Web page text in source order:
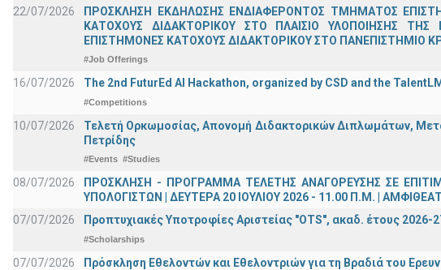
22/07/2026
ΠΡΟΣΚΛΗΣΗ ΕΚΔΗΛΩΣΗΣ ΕΝΔΙΑΦΕΡΟΝΤΟΣ ΤΜΗΜΑΤΟΣ
ΚΑΤΟΧΟΥΣ ΔΙΔΑΚΤΟΡΙΚΟΥ ΣΤΟ ΠΛΑΙΣΙΟ ΥΛΟΠΟΙΗΣΗΣ
ΕΠΙΣΤΗΜΟΝΕΣ ΚΑΤΟΧΟΥΣ ΔΙΔΑΚΤΟΡΙΚΟΥ ΣΤΟ ΠΑΝΕΠΙΣΤΗΜΙΟ
#Job Offerings
16/07/2026 The 2nd FuturEd AI Hackathon, organized by CSD and the
#Competitions
10/07/2026
Τελετή Ορκωμοσίας, Απονομή Διδακτορικών Διπλωμάτων,
Πετρίδης
#Events #Studies
08/07/2026
ΠΡΟΣΚΛΗΣΗ - ΠΡΟΓΡΑΜΜΑ ΤΕΛΕΤΗΣ ΑΝΑΓΟΡΕΥΣΗΣ ΣΕ
ΥΠΟΛΟΓΙΣΤΩΝ | ΔΕΥΤΕΡΑ 20 ΙΟΥΛΙΟΥ 2026 - 11.00 Π.Μ. |
07/07/2026
Προπτυχιακές Υποτροφίες Αριστείας "OTS", ακαδ. έτους
#Scholarships
07/07/2026
Πρόσκληση Εθελοντών και Εθελοντριών για τη Βραδιά του